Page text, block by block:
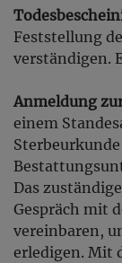
Feststellung
verständigen.
Anmeldung
einem
Das
Gespräch mit
vereinbaren,
erledigen. Mit